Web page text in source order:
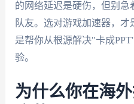
的网络延迟是硬伤，但别
队友。选对游戏加速器，
是帮你从根源解决"卡成
验。
为什么你在海